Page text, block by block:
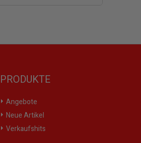
PRODUKTE
Angebote
Neue Artikel
Verkaufshits